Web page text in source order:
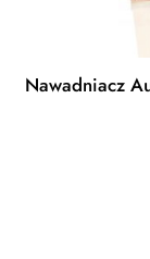
Nawadniacz